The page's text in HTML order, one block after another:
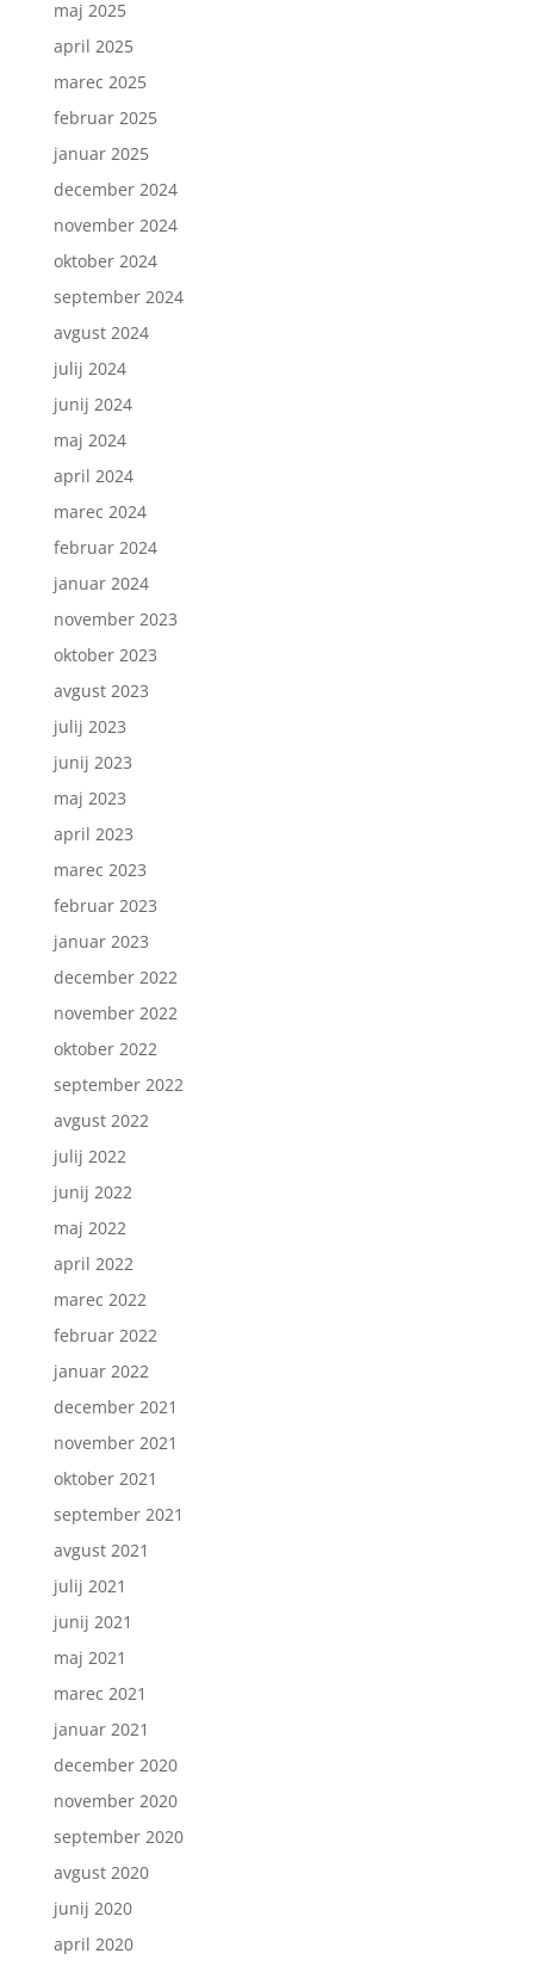
maj 2025
april 2025
marec 2025
februar 2025
januar 2025
december 2024
november 2024
oktober 2024
september 2024
avgust 2024
julij 2024
junij 2024
maj 2024
april 2024
marec 2024
februar 2024
januar 2024
november 2023
oktober 2023
avgust 2023
julij 2023
junij 2023
maj 2023
april 2023
marec 2023
februar 2023
januar 2023
december 2022
november 2022
oktober 2022
september 2022
avgust 2022
julij 2022
junij 2022
maj 2022
april 2022
marec 2022
februar 2022
januar 2022
december 2021
november 2021
oktober 2021
september 2021
avgust 2021
julij 2021
junij 2021
maj 2021
marec 2021
januar 2021
december 2020
november 2020
september 2020
avgust 2020
junij 2020
april 2020